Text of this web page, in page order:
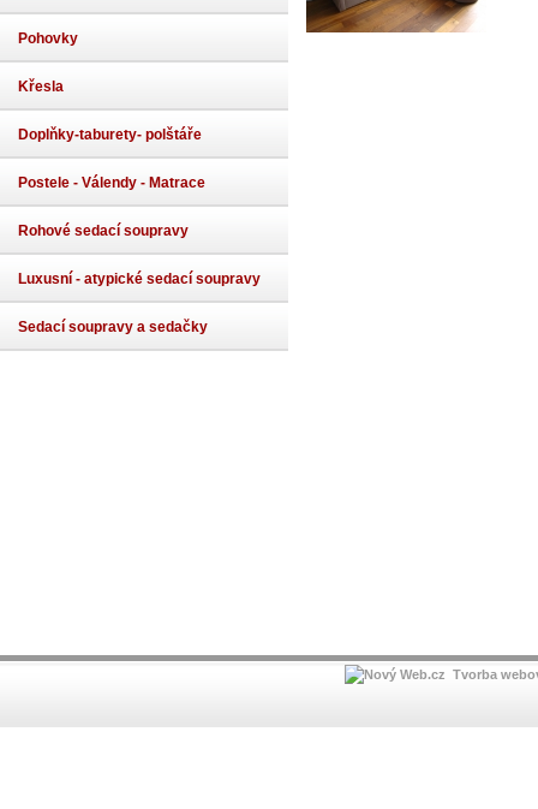
Pohovky
Křesla
Doplňky-taburety- polštáře
Postele - Válendy - Matrace
Rohové sedací soupravy
Luxusní - atypické sedací soupravy
Sedací soupravy a sedačky
Tvorba